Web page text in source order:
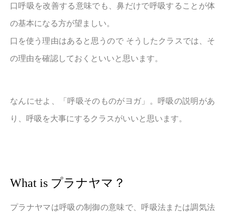
口呼吸を改善する意味でも、鼻だけで呼吸することが体
の基本になる方が望ましい。
口を使う理由はあると思うので そうしたクラスでは、そ
の理由を確認しておくといいと思います。
なんにせよ、「呼吸そのものがヨガ」。呼吸の説明があ
り、呼吸を大事にするクラスがいいと思います。
What is プラナヤマ？
プラナヤマは呼吸の制御の意味で、呼吸法または調気法